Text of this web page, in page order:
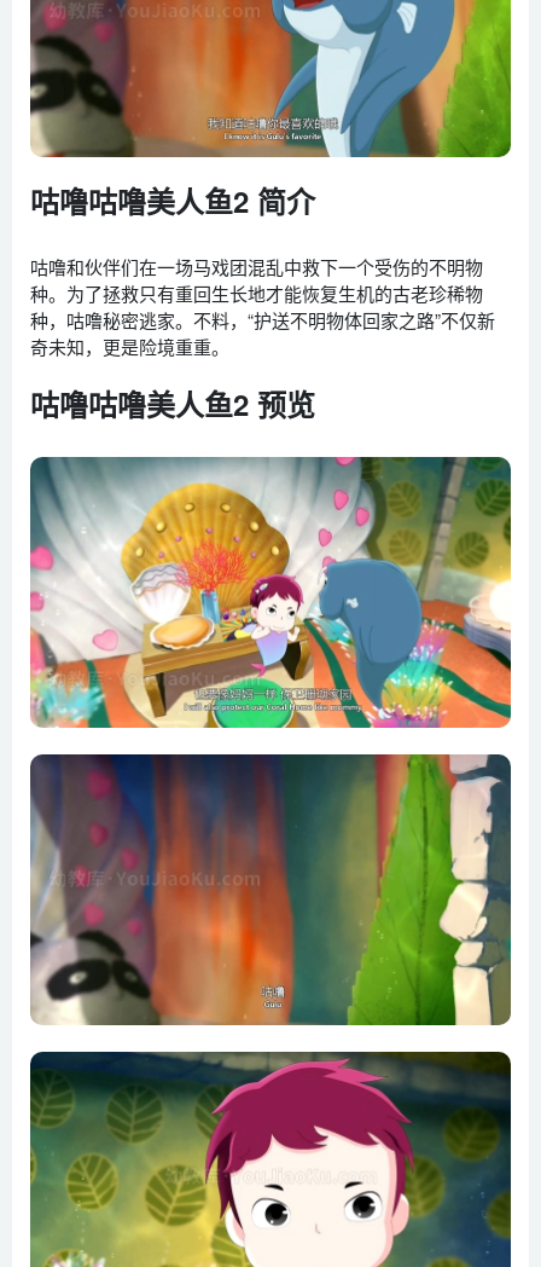
咕噜咕噜美人鱼2 简介
咕噜和伙伴们在一场马戏团混乱中救下一个受伤的不明物
种。为了拯救只有重回生长地才能恢复生机的古老珍稀物
种，咕噜秘密逃家。不料，“护送不明物体回家之路”不仅新
奇未知，更是险境重重。
咕噜咕噜美人鱼2 预览